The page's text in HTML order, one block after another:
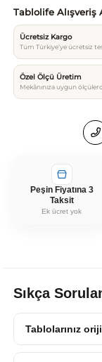
Tablolife Alışveriş
Ücretsiz Kargo
Tüm Türkiye’ye ücretsiz
Özel Ölçü Üretim
Mekânınıza uygun
Peşin Fiyatına 3
Taksit
Ek ücret yok
Sıkça
Tablolarınız